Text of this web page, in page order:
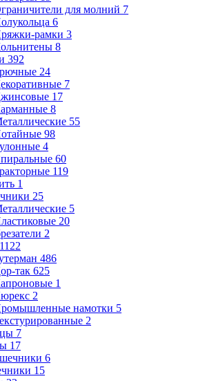
для молний 7
6
рамки 3
8
392
24
7
17
8
55
98
4
60
119
1
25
5
20
2
1122
486
так 625
1
2
намотки 5
2
7
17
6
15